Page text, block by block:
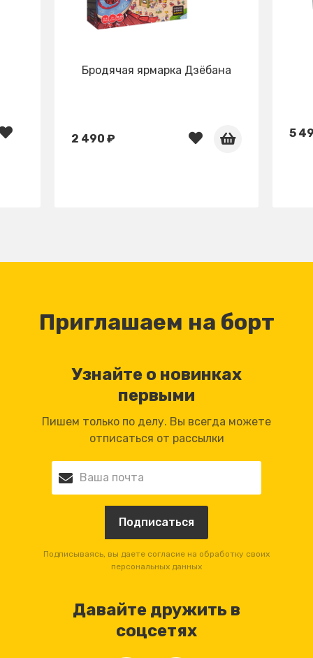
Бродячая ярмарка Дзёбана
2 490 ₽ 5
Приглашаем на борт
Давайте дружить в
соцсетях
Узнайте о новинках
первыми
Пишем только по делу. Вы всегда можете
отписаться от рассылки
Подписываясь, вы даете согласие на обработку своих
персональных данных